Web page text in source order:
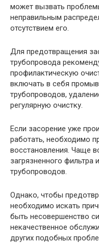
может вызвать
неправильным
отсутствием его.
Для предотвращения
трубопровода
профилактическую
включать в себя
трубопроводов,
регулярную очистку.
Если засорение уже
работать, необходимо
восстановления. Чаще
загрязненного фильтра
трубопроводов.
Однако, чтобы
необходимо искать
быть несовершенство
некачественное
других подобных